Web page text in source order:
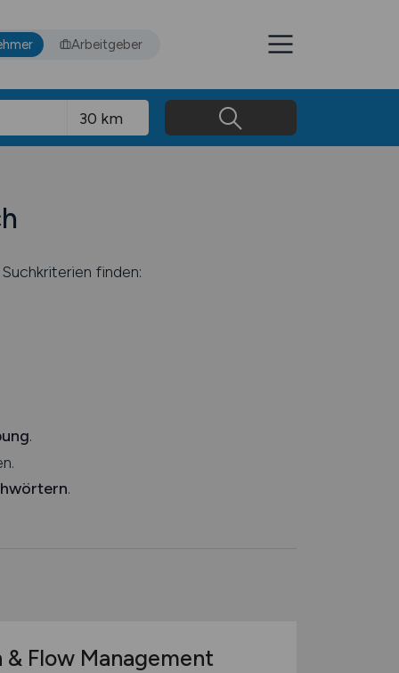
Arbeitgeber
finden:
.
.
Flow Management